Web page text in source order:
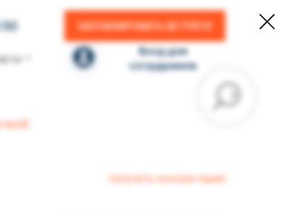
50 ЗАПЛАНИРОВАТЬ ВСТРЕЧУ
Вход для
сотрудников
получить консультацию